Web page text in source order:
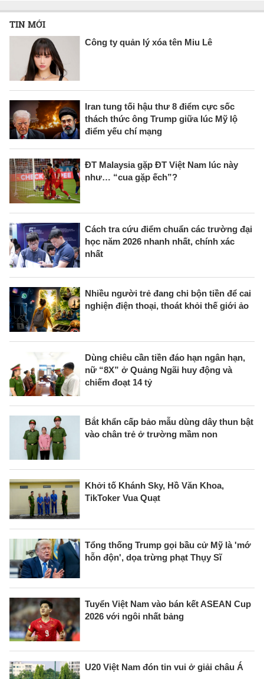
TIN MỚI
Công ty quản lý xóa tên Miu Lê
Iran tung tối hậu thư 8 điểm cực sốc
thách thức ông Trump giữa lúc Mỹ lộ
điểm yếu chí mạng
ĐT Malaysia gặp ĐT Việt Nam lúc này
như… “cua gặp ếch”?
Cách tra cứu điểm chuẩn các trường đại
học năm 2026 nhanh nhất, chính xác
nhất
Nhiều người trẻ đang chi bộn tiền để cai
nghiện điện thoại, thoát khỏi thế giới ảo
Dùng chiêu cần tiền đáo hạn ngân hạn,
nữ “8X” ở Quảng Ngãi huy động và
chiếm đoạt 14 tỷ
Bắt khẩn cấp bảo mẫu dùng dây thun bật
vào chân trẻ ở trường mầm non
Khởi tố Khánh Sky, Hồ Văn Khoa,
TikToker Vua Quạt
Tổng thống Trump gọi bầu cử Mỹ là 'mớ
hỗn độn', dọa trừng phạt Thụy Sĩ
Tuyển Việt Nam vào bán kết ASEAN Cup
2026 với ngôi nhất bảng
U20 Việt Nam đón tin vui ở giải châu Á